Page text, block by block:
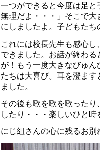
令和7年度
2024年12月18日
運動会延期の
2024年10月18日
令和7年度
2024年10月 1日
一つができると今度は足
無理だよ・・・」そこで
にしましたよ。子どもた
これには校長先生も感心
できました。お話が終わ
が！もう一度大きなびゅ
たちは大喜び。耳を澄ま
ました。
その後も歌を歌を歌った
したり・・・楽しいひと
にじ組さんの心に残るお